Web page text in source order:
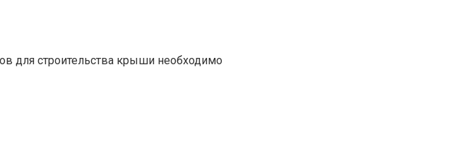
для строительства крыши необходимо